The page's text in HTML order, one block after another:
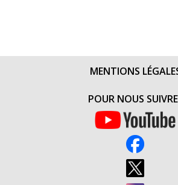
MENTIONS
POUR NOUS